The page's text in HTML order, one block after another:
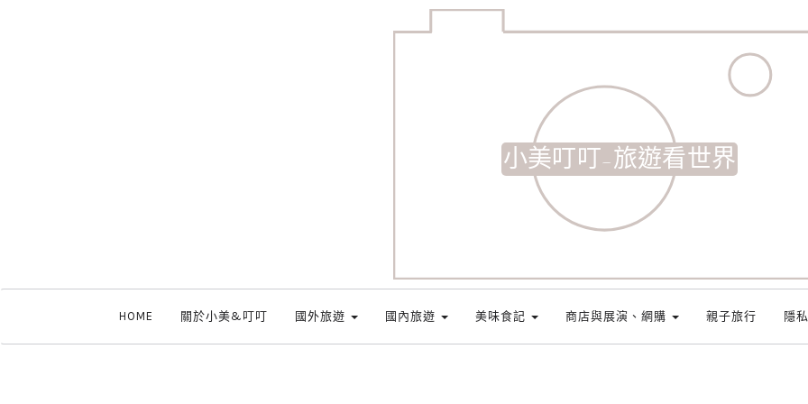
小美叮叮-旅遊看世界
HOME 關於小美&叮叮 國外旅遊 國內旅遊 美味食記 商店與展演、網購 親子旅行 隱